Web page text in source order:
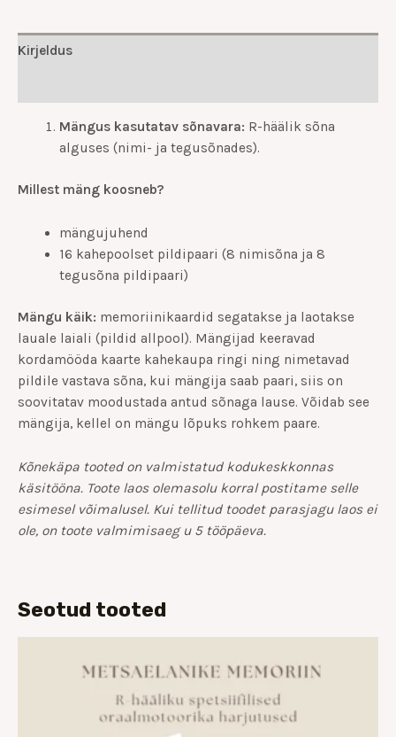
Kirjeldus
Mängus kasutatav sõnavara: R-häälik sõna
alguses (nimi- ja tegusõnades).
Millest mäng koosneb?
mängujuhend
16 kahepoolset pildipaari (8 nimisõna ja 8
tegusõna pildipaari)
Mängu käik: memoriinikaardid segatakse ja laotakse
lauale laiali (pildid allpool). Mängijad keeravad
kordamööda kaarte kahekaupa ringi ning nimetavad
pildile vastava sõna, kui mängija saab paari, siis on
soovitatav moodustada antud sõnaga lause. Võidab see
mängija, kellel on mängu lõpuks rohkem paare.
Kõnekäpa tooted on valmistatud kodukeskkonnas
käsitööna. Toote laos olemasolu korral postitame selle
esimesel võimalusel. Kui tellitud toodet parasjagu laos ei
ole, on toote valmimisaeg u 5 tööpäeva.
Seotud tooted
kuni
€10.00